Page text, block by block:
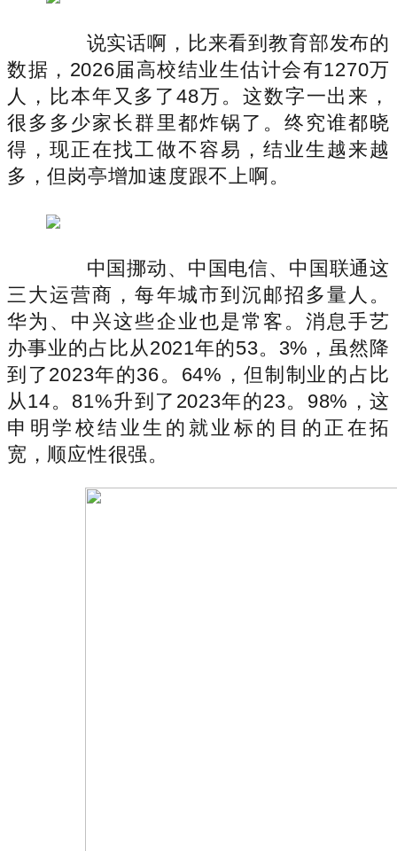
说实话啊，比来看到教育部发布的
数据，2026届高校结业生估计会有1270万
人，比本年又多了48万。这数字一出来，
很多多少家长群里都炸锅了。终究谁都晓
得，现正在找工做不容易，结业生越来越
多，但岗亭增加速度跟不上啊。
中国挪动、中国电信、中国联通这
三大运营商，每年城市到沉邮招多量人。
华为、中兴这些企业也是常客。消息手艺
办事业的占比从2021年的53。3%，虽然降
到了2023年的36。64%，但制制业的占比
从14。81%升到了2023年的23。98%，这
申明学校结业生的就业标的目的正在拓
宽，顺应性很强。